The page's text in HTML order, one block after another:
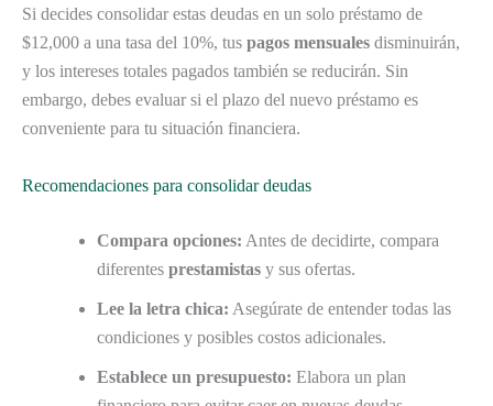
Si decides consolidar estas deudas en un solo préstamo de
$12,000 a una tasa del 10%, tus pagos mensuales disminuirán,
y los intereses totales pagados también se reducirán. Sin
embargo, debes evaluar si el plazo del nuevo préstamo es
conveniente para tu situación financiera.
Recomendaciones para consolidar deudas
Compara opciones: Antes de decidirte, compara
diferentes prestamistas y sus ofertas.
Lee la letra chica: Asegúrate de entender todas las
condiciones y posibles costos adicionales.
Establece un presupuesto: Elabora un plan